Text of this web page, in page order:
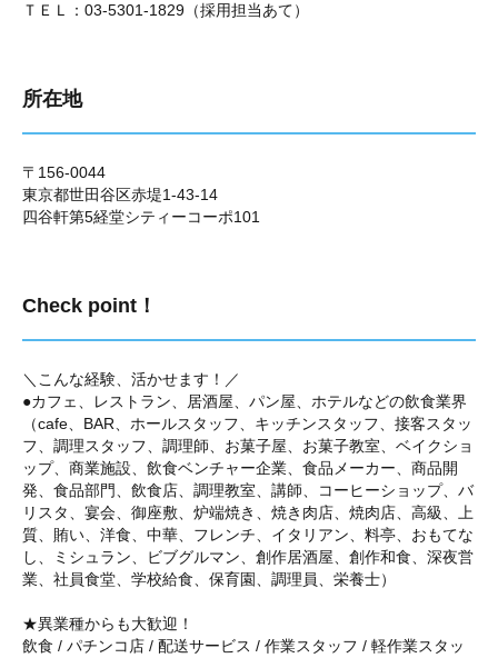
ＴＥＬ：03-5301-1829（採用担当あて）
所在地
〒156-0044
東京都世田谷区赤堤1-43-14
四谷軒第5経堂シティーコーポ101
Check point！
＼こんな経験、活かせます！／
●カフェ、レストラン、居酒屋、パン屋、ホテルなどの飲食業界
（cafe、BAR、ホールスタッフ、キッチンスタッフ、接客スタッ
フ、調理スタッフ、調理師、お菓子屋、お菓子教室、ベイクショ
ップ、商業施設、飲食ベンチャー企業、食品メーカー、商品開
発、食品部門、飲食店、調理教室、講師、コーヒーショップ、バ
リスタ、宴会、御座敷、炉端焼き、焼き肉店、焼肉店、高級、上
質、賄い、洋食、中華、フレンチ、イタリアン、料亭、おもてな
し、ミシュラン、ビブグルマン、創作居酒屋、創作和食、深夜営
業、社員食堂、学校給食、保育園、調理員、栄養士）
★異業種からも大歓迎！
飲食 / パチンコ店 / 配送サービス / 作業スタッフ / 軽作業スタッ